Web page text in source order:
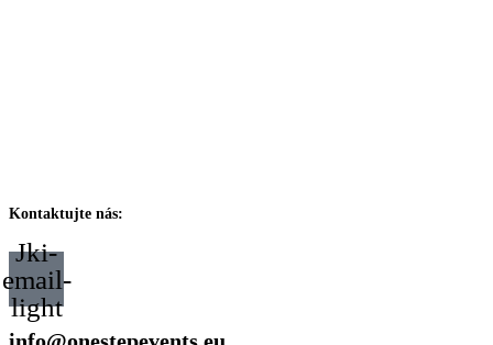
Kontaktujte nás:
Jki-
email-
light